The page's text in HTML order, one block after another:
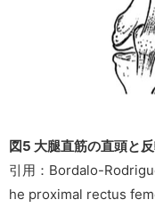
図5 大腿直筋の直頭と
引用：Bordalo-
he proximal rectus